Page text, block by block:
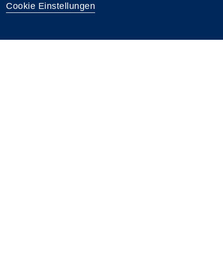
Cookie Einstellungen